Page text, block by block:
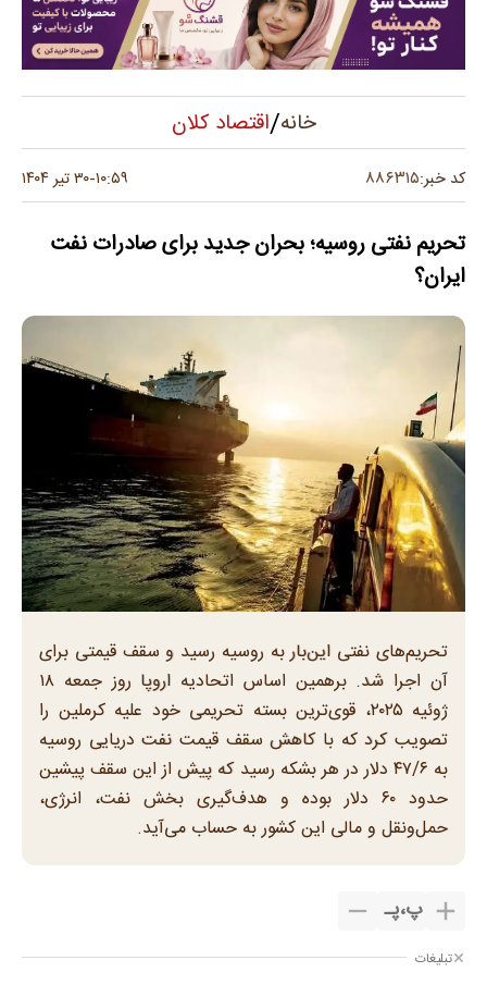
خانه/اقتصاد کلان
کد خبر:۸۸۶۳۱۵ ۱۰:۵۹-۳۰ تیر ۱۴۰۴
تحریم نفتی روسیه؛ بحران جدید برای صادرات نفت
ایران؟
تحریم‌های نفتی این‌بار به روسیه رسید و سقف قیمتی برای
آن اجرا شد. برهمین اساس اتحادیه اروپا روز جمعه ۱۸
ژوئیه ۲۰۲۵، قوی‌ترین بسته تحریمی خود علیه کرملین را
تصویب کرد که با کاهش سقف قیمت نفت دریایی روسیه
به ۴۷/۶ دلار در هر بشکه رسید که پیش از این سقف پیشین
حدود ۶۰ دلار بوده و هدف‌گیری بخش نفت، انرژی،
حمل‌ونقل و مالی این کشور به حساب می‌آید.
پ،پـ
تبلیغات